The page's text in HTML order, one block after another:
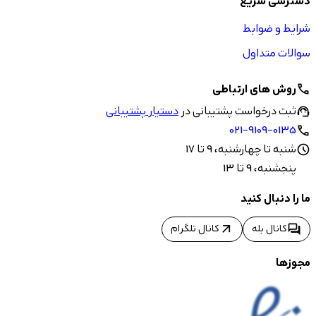
شرایط و ضوابط
سوالات متداول
callروش های ارتباطی
support_agentثبت درخواست پشتیبانی دردستیار پشتیبانی
call
021-9109-0135
scheduleشنبه تا چهارشنبه، 9 تا 17
پنجشنبه، 9 تا 13
ما را دنبال کنید
forumکانال بله arrow_outward کانال تلگرام
مجوزها